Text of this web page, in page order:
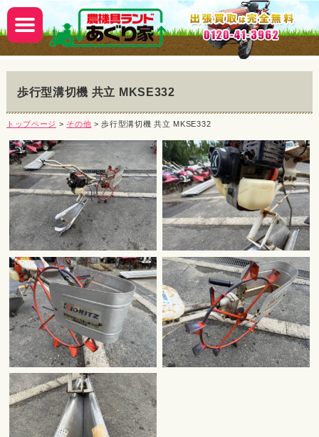
歩行型溝切機 共立 MKSE332
トップページ > その他 > 歩行型溝切機 共立 MKSE332